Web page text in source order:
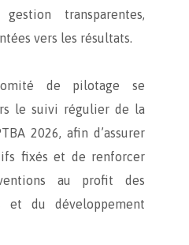
transparentes,
vers les résultats.
de pilotage se
le suivi régulier de la
2026, afin d’assurer
fixés et de renforcer
au profit des
et du développement